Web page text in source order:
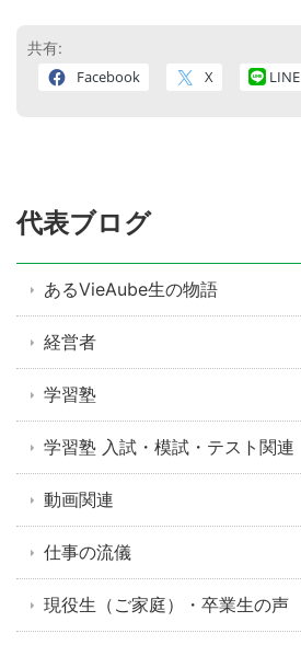
共有:
Facebook X LINE
代表ブログ
あるVieAube生の物語
経営者
学習塾
学習塾 入試・模試・テスト関連
動画関連
仕事の流儀
現役生（ご家庭）・卒業生の声